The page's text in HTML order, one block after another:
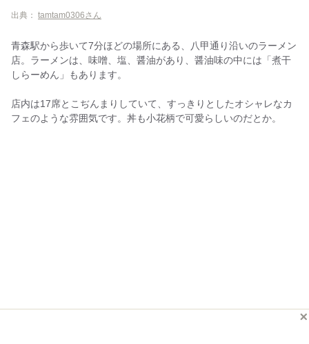
出典： tamtam0306さん
青森駅から歩いて7分ほどの場所にある、八甲通り沿いのラーメン
店。ラーメンは、味噌、塩、醤油があり、醤油味の中には「煮干
しらーめん」もあります。
店内は17席とこぢんまりしていて、すっきりとしたオシャレなカ
フェのような雰囲気です。丼も小花柄で可愛らしいのだとか。